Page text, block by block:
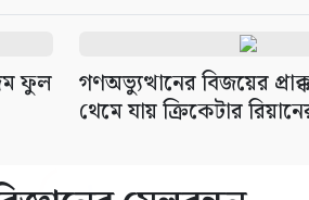
ফুল
গণঅভ্যুত্থানের বিজয়ের
থেমে যায় ক্রিকেটার